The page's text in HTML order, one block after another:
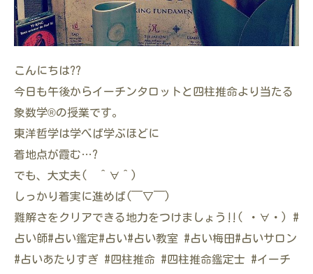
こんにちは??
今日も午後からイーチンタロットと四柱推命より当たる
象数学®️の授業です。
東洋哲学は学べば学ぶほどに
着地点が霞む…?
でも、大丈夫( ＾∀＾)
しっかり着実に進めば(￣▽￣)
難解さをクリアできる地力をつけましょう‼️( ・∀・) #
占い師#占い鑑定#占い#占い教室 #占い梅田#占いサロン
#占いあたりすぎ #四柱推命 #四柱推命鑑定士 #イーチ